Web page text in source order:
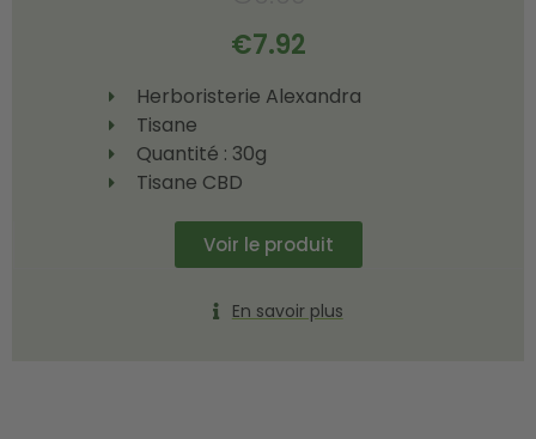
€7.92
Herboristerie Alexandra
Tisane
Quantité : 30g
Tisane CBD
Voir le produit
En savoir plus